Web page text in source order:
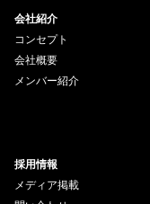
会社紹介
コンセプト
会社概要
メンバー紹介
採用情報
メディア掲載